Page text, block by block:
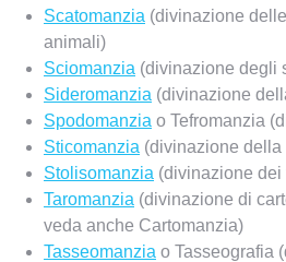
Scatomanzia (divinazione
animali)
Sciomanzia (divinazione degli
Sideromanzia (divinazione
Spodomanzia o Tefromanzia
Sticomanzia (divinazione della
Stolisomanzia (divinazione dei
Taromanzia (divinazione di
veda anche Cartomanzia)
Tasseomanzia o Tasseografia